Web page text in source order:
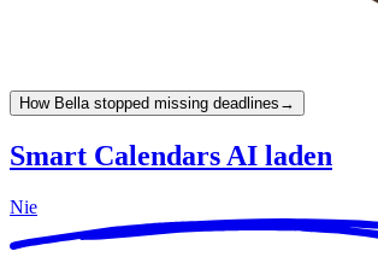
How Bella stopped missing deadlines →
Smart Calendars AI laden
Nie